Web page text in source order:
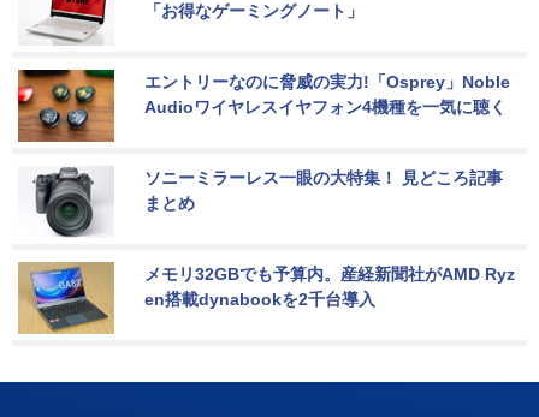
「お得なゲーミングノート」
エントリーなのに脅威の実力!「Osprey」Noble
Audioワイヤレスイヤフォン4機種を一気に聴く
ソニーミラーレス一眼の大特集！ 見どころ記事
まとめ
メモリ32GBでも予算内。産経新聞社がAMD Ryz
en搭載dynabookを2千台導入